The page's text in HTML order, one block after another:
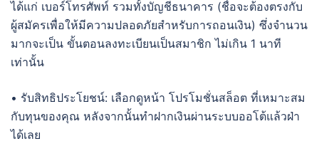
ได้แก่ เบอร์โทรศัพท์ รวมทั้งบัญชีธนาคาร (ชื่อจะต้องตรงกับ
ผู้สมัครเพื่อให้มีความปลอดภัยสำหรับการถอนเงิน) ซึ่งจำนวน
มากจะเป็น ขั้นตอนลงทะเบียนเป็นสมาชิก ไม่เกิน 1 นาที
เท่านั้น
• รับสิทธิประโยชน์: เลือกดูหน้า โปรโมชั่นสล็อต ที่เหมาะสม
กับทุนของคุณ หลังจากนั้นทำฝากเงินผ่านระบบออโต้แล้วฝ่า
ได้เลย